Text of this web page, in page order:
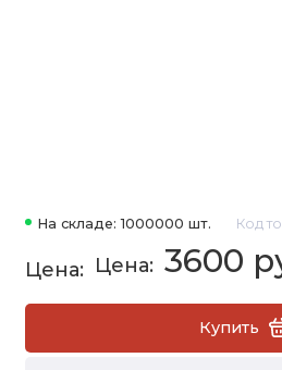
На складе: 1000000 шт. Код
3600
Купить